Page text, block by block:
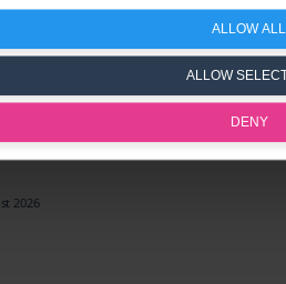
ALLOW ALL
ALLOW
DENY
vs. EFN:
EU-
(Leitfaden
2026